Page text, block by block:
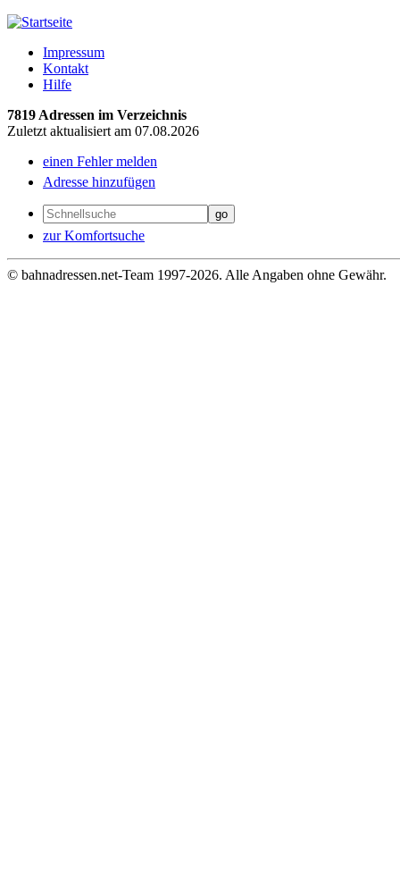
Impressum
Kontakt
Hilfe
7819 Adressen im Verzeichnis
Zuletzt aktualisiert am 07.08.2026
einen Fehler melden
Adresse hinzufügen
zur Komfortsuche
© bahnadressen.net-Team 1997-2026. Alle Angaben ohne Gewähr.